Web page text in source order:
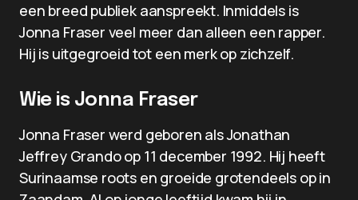
een breed publiek aanspreekt. Inmiddels is
Jonna Fraser veel meer dan alleen een rapper.
Hij is uitgegroeid tot een merk op zichzelf.
Wie is Jonna Fraser
Jonna Fraser werd geboren als Jonathan
Jeffrey Grando op 11 december 1992. Hij heeft
Surinaamse roots en groeide grotendeels op in